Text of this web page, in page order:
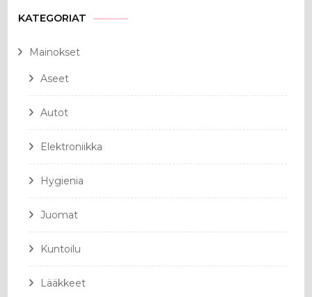
KATEGORIAT
Mainokset
Aseet
Autot
Elektroniikka
Hygienia
Juomat
Kuntoilu
Lääkkeet